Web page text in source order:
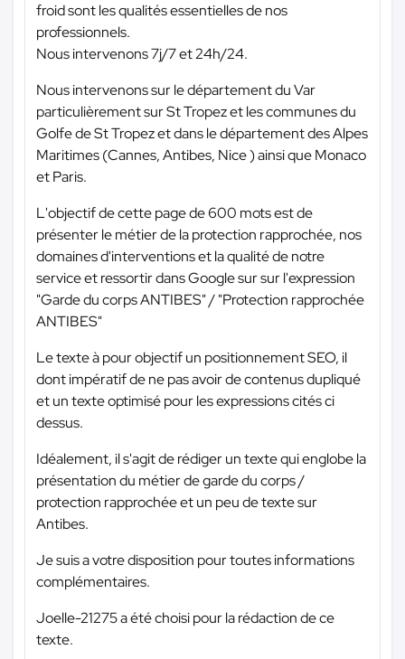
froid sont les qualités essentielles de nos
professionnels.
Nous intervenons 7j/7 et 24h/24.
Nous intervenons sur le département du Var
particulièrement sur St Tropez et les communes du
Golfe de St Tropez et dans le département des Alpes
Maritimes (Cannes, Antibes, Nice ) ainsi que Monaco
et Paris.
L'objectif de cette page de 600 mots est de
présenter le métier de la protection rapprochée, nos
domaines d'interventions et la qualité de notre
service et ressortir dans Google sur sur l'expression
"Garde du corps ANTIBES" / "Protection rapprochée
ANTIBES"
Le texte à pour objectif un positionnement SEO, il
dont impératif de ne pas avoir de contenus dupliqué
et un texte optimisé pour les expressions cités ci
dessus.
Idéalement, il s'agit de rédiger un texte qui englobe la
présentation du métier de garde du corps /
protection rapprochée et un peu de texte sur
Antibes.
Je suis a votre disposition pour toutes informations
complémentaires.
Joelle-21275 a été choisi pour la rédaction de ce
texte.